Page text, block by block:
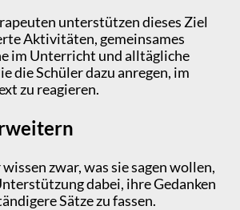
unterstützen dieses Ziel
Aktivitäten, gemeinsames
im Unterricht und alltägliche
die Schüler dazu anregen, im
zu reagieren.
zwar, was sie sagen wollen,
dabei, ihre Gedanken
Sätze zu fassen.